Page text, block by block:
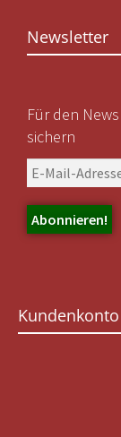
Newsletter
Für den
sichern
Kundenkonto